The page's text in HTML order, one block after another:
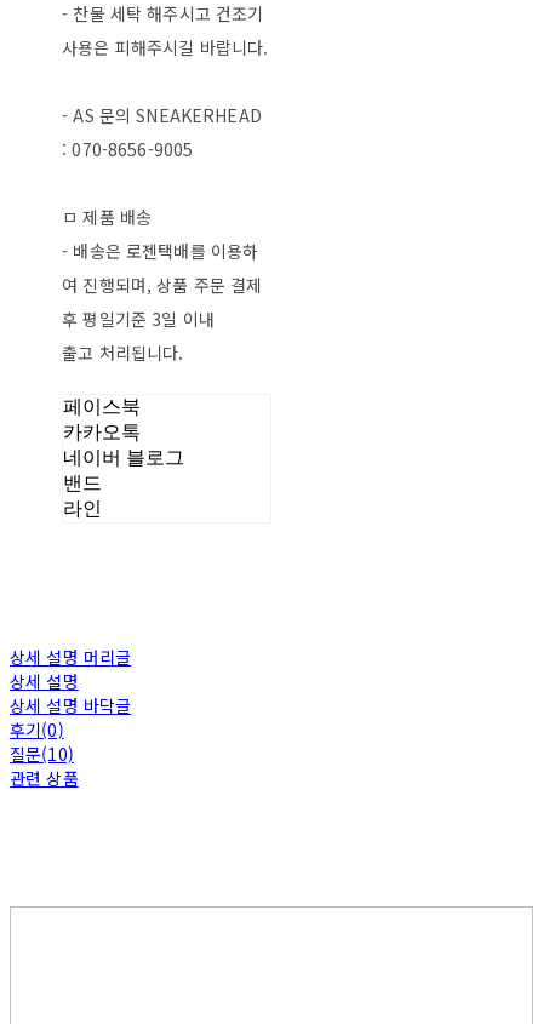
- 찬물 세탁 해주시고 건조기
사용은 피해주시길 바랍니다.
- AS 문의 SNEAKERHEAD
: 070-8656-9005
ㅁ 제품 배송
- 배송은 로젠택배를 이용하
여 진행되며, 상품 주문 결제
후 평일기준 3일 이내
출고 처리됩니다.
페이스북
카카오톡
네이버 블로그
밴드
라인
상세 설명 머리글
상세 설명
상세 설명 바닥글
후기(0)
질문(10)
관련 상품